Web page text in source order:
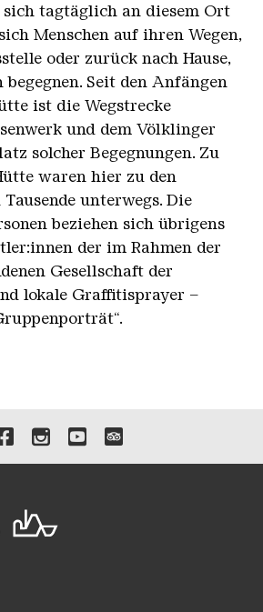
tagtäglich an diesem Ort
Menschen auf ihren Wegen,
oder zurück nach Hause,
Seit den Anfängen
ist die Wegstrecke
und dem Völklinger
solcher Begegnungen. Zu
waren hier zu den
unterwegs. Die
beziehen sich übrigens
der im Rahmen der
Gesellschaft der
lokale Graffitisprayer –
zu unseren